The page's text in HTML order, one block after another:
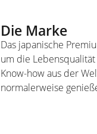
Die Marke
Das japanische
um die
Know-how aus der
normalerweise